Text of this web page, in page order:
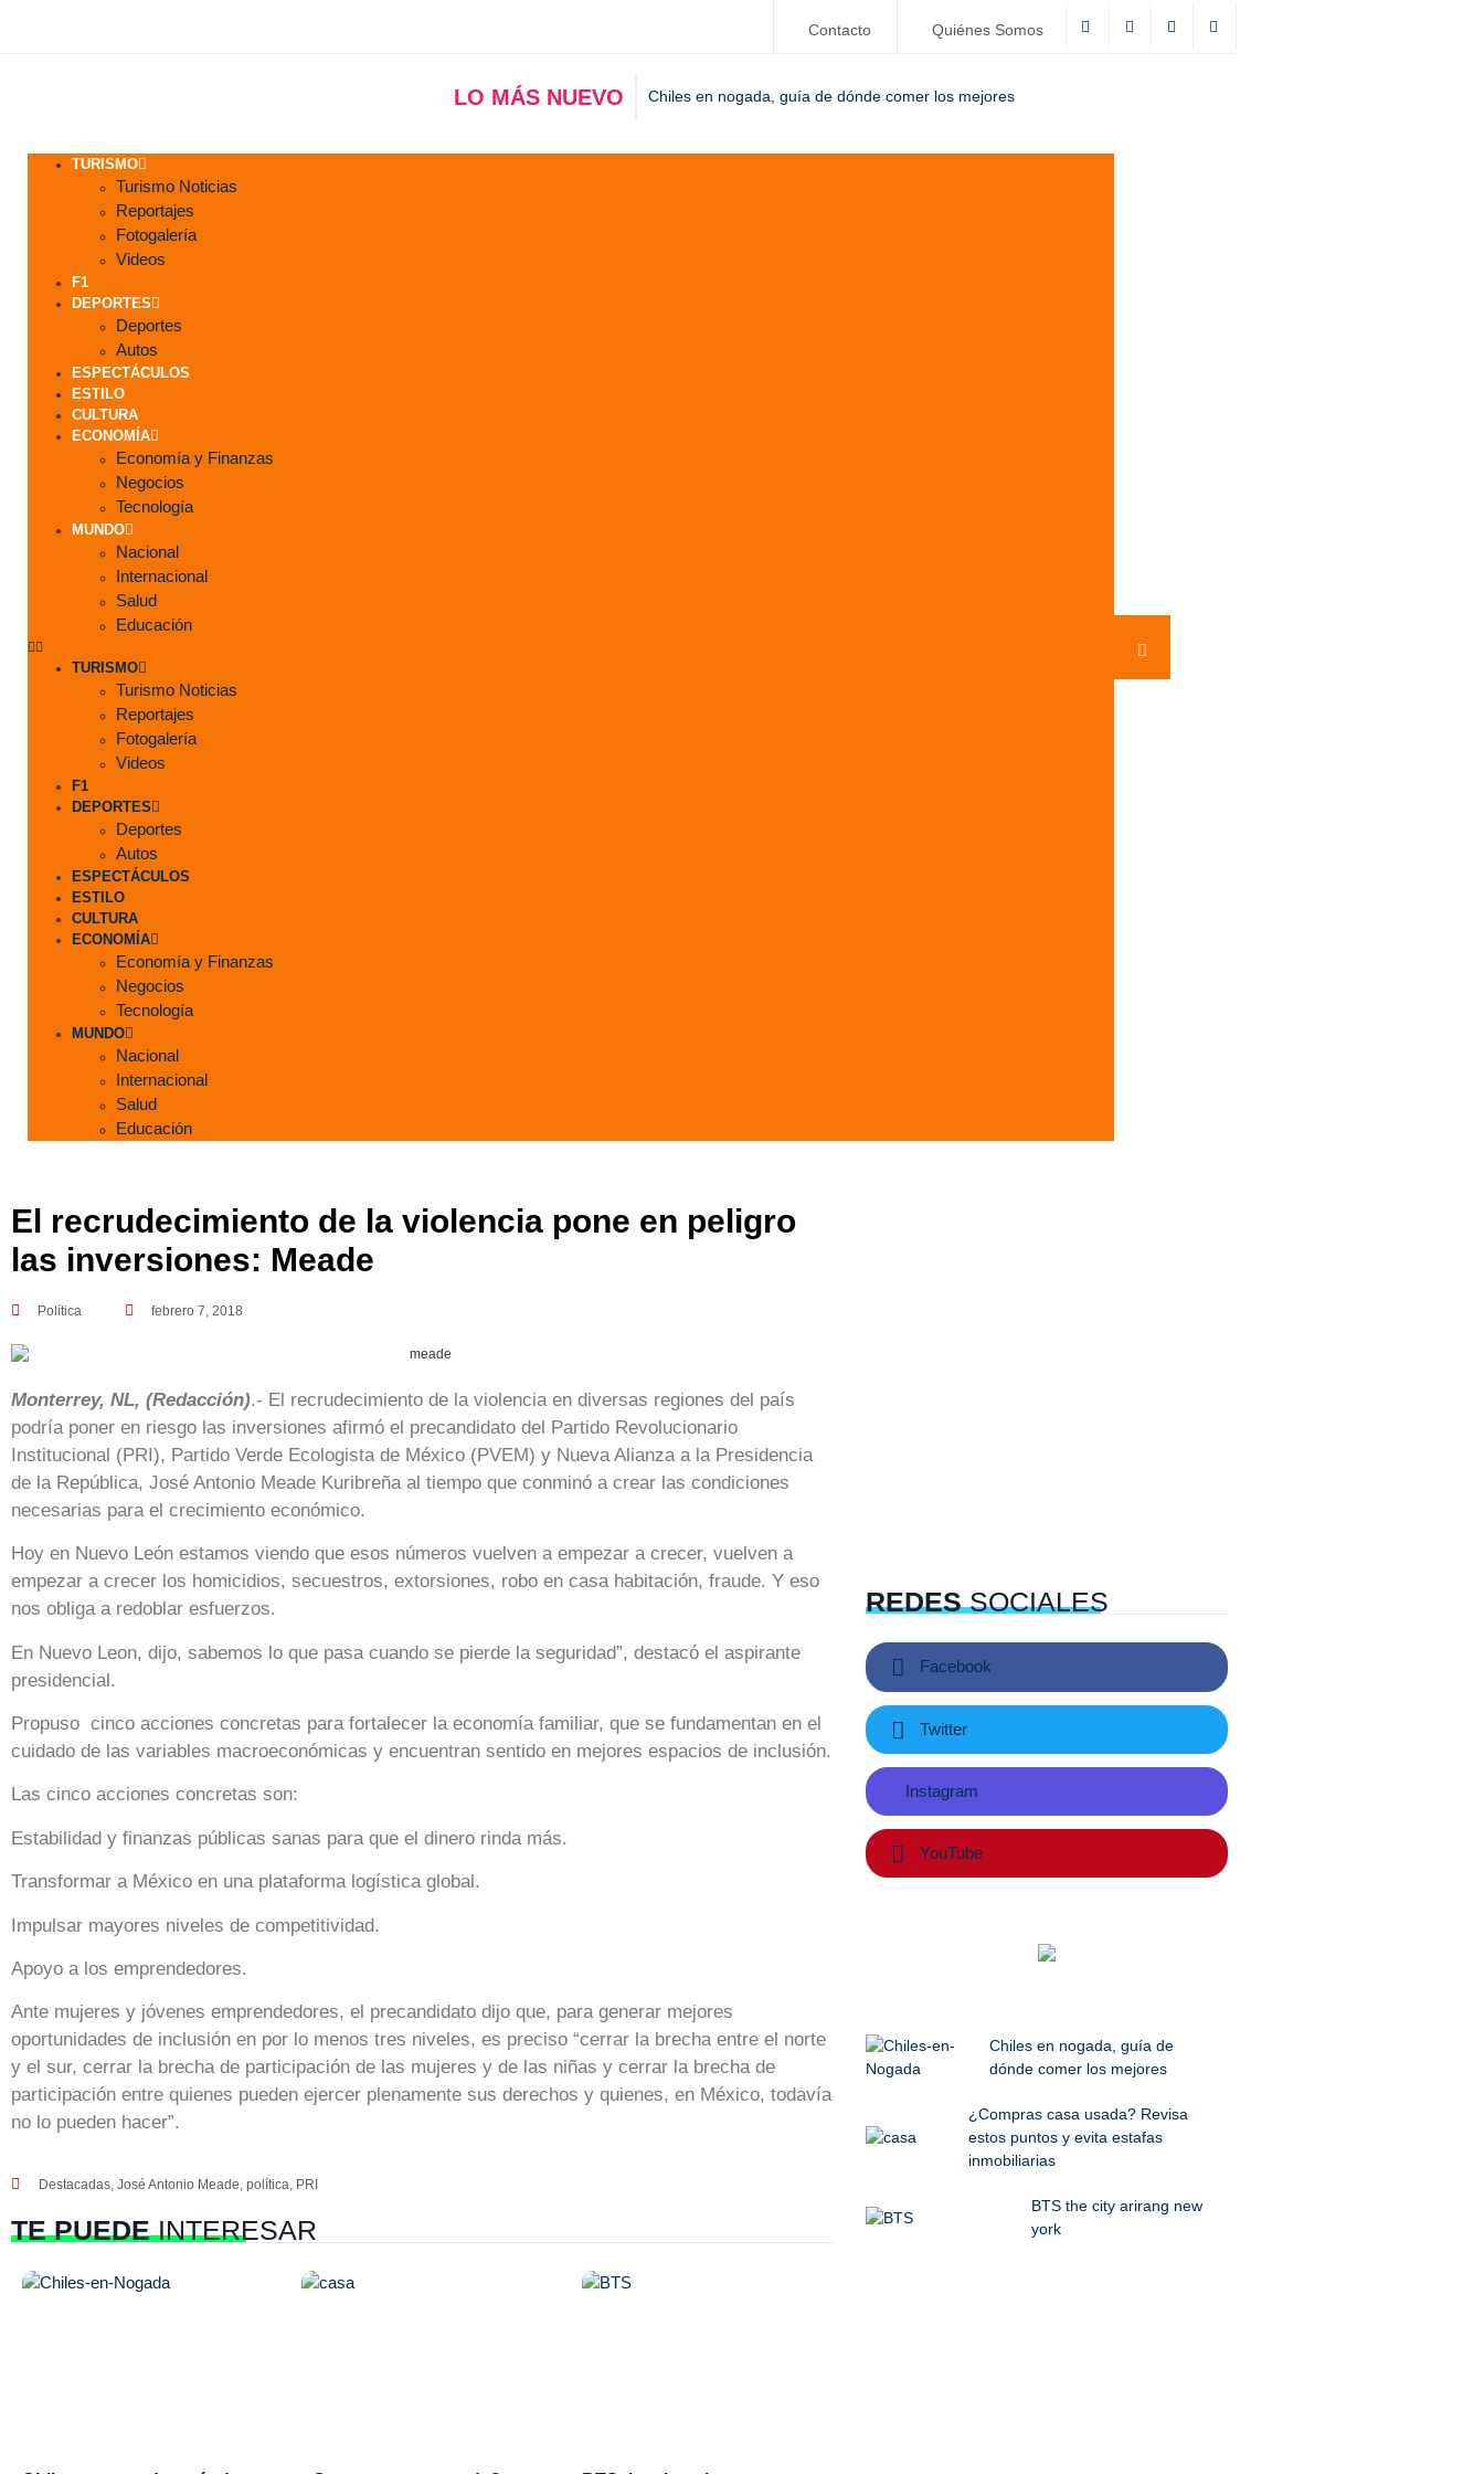
Contacto Quiénes Somos
LO MÁS NUEVO Chiles en nogada, guía de dónde comer los mejores
TURISMO
Turismo Noticias
Reportajes
Fotogalería
Videos
F1
DEPORTES
Deportes
Autos
ESPECTÁCULOS
ESTILO
CULTURA
ECONOMÍA
Economía y Finanzas
Negocios
Tecnología
MUNDO
Nacional
Internacional
Salud
Educación
TURISMO
Turismo Noticias
Reportajes
Fotogalería
Videos
F1
DEPORTES
Deportes
Autos
ESPECTÁCULOS
ESTILO
CULTURA
ECONOMÍA
Economía y Finanzas
Negocios
Tecnología
MUNDO
Nacional
Internacional
Salud
Educación
El recrudecimiento de la violencia pone en peligro
las inversiones: Meade
Política febrero 7, 2018
Monterrey, NL, (Redacción).- El recrudecimiento de la violencia en diversas regiones del país
podría poner en riesgo las inversiones afirmó el precandidato del Partido Revolucionario
Institucional (PRI), Partido Verde Ecologista de México (PVEM) y Nueva Alianza a la Presidencia
de la República, José Antonio Meade Kuribreña al tiempo que conminó a crear las condiciones
necesarias para el crecimiento económico.
Hoy en Nuevo León estamos viendo que esos números vuelven a empezar a crecer, vuelven a
empezar a crecer los homicidios, secuestros, extorsiones, robo en casa habitación, fraude. Y eso
nos obliga a redoblar esfuerzos.
En Nuevo Leon, dijo, sabemos lo que pasa cuando se pierde la seguridad”, destacó el aspirante
presidencial.
Propuso cinco acciones concretas para fortalecer la economía familiar, que se fundamentan en el
cuidado de las variables macroeconómicas y encuentran sentido en mejores espacios de inclusión.
Las cinco acciones concretas son:
Estabilidad y finanzas públicas sanas para que el dinero rinda más.
Transformar a México en una plataforma logística global.
Impulsar mayores niveles de competitividad.
Apoyo a los emprendedores.
Ante mujeres y jóvenes emprendedores, el precandidato dijo que, para generar mejores
oportunidades de inclusión en por lo menos tres niveles, es preciso “cerrar la brecha entre el norte
y el sur, cerrar la brecha de participación de las mujeres y de las niñas y cerrar la brecha de
participación entre quienes pueden ejercer plenamente sus derechos y quienes, en México, todavía
no lo pueden hacer”.
Destacadas José Antonio Meade política PRI
TE PUEDEINTERESAR
REDESSOCIALES
Facebook
Twitter
Instagram
YouTube
Chiles en nogada, guía de
dónde comer los mejores
¿Compras casa usada? Revisa
estos puntos y evita estafas
inmobiliarias
BTS the city arirang new
york